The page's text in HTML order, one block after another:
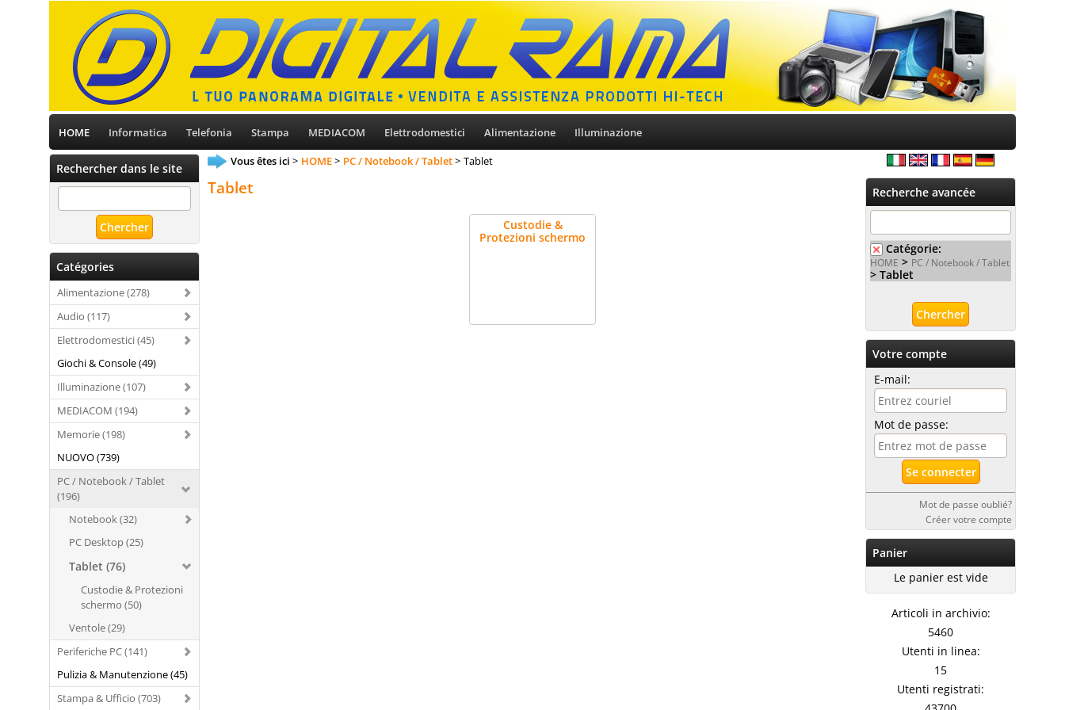
HOME Informatica Telefonia Stampa MEDIACOM Elettrodomestici Alimentazione Illuminazione
Rechercher dans le site
Catégories
Alimentazione (278)
Audio (117)
Elettrodomestici (45)
Giochi & Console (49)
Illuminazione (107)
MEDIACOM (194)
Memorie (198)
NUOVO (739)
PC / Notebook / Tablet
(196)
Notebook (32)
PC Desktop (25)
Tablet (76)
Custodie & Protezioni
schermo (50)
Ventole (29)
Periferiche PC (141)
Pulizia & Manutenzione (45)
Stampa & Ufficio (703)
Vous êtes ici HOME PC / Notebook / Tablet Tablet
Tablet
Custodie &
Protezioni schermo
Recherche avancée
Catégorie:
HOME > PC / Notebook / Tablet
> Tablet
Votre compte
E-mail:
Mot de passe:
Mot de passe oublié?
Créer votre compte
Panier
Le panier est vide
Articoli in archivio:
5460
Utenti in linea:
15
Utenti registrati: